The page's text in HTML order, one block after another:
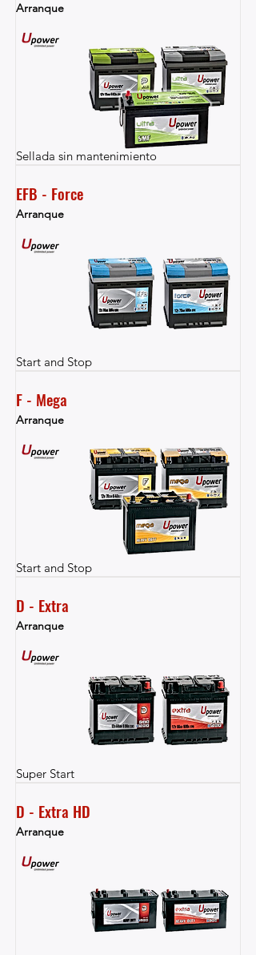
Arranque
Sellada sin mantenimiento
EFB - Force
Arranque
Start and Stop
F - Mega
Arranque
Start and Stop
D - Extra
Arranque
Super Start
D - Extra HD
Arranque